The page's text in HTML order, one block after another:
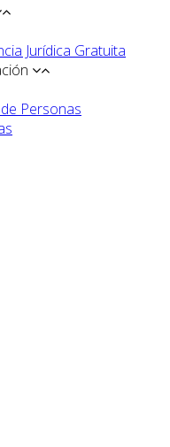
Jurídica Gratuita
Personas